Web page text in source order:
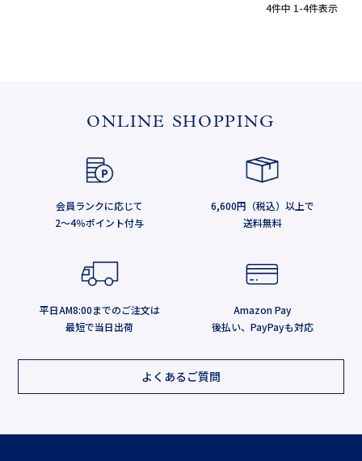
4件中 1-4件表示
ONLINE SHOPPING
会員ランクに応じて
2～4％ポイント付与
6,600円（税込）以上で
送料無料
平日AM8:00までのご注文は
最短で当日出荷
Amazon Pay
後払い、PayPayも対応
よくあるご質問